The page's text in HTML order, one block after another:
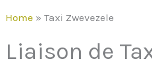
Home »Taxi Zwevezele
Liaison de